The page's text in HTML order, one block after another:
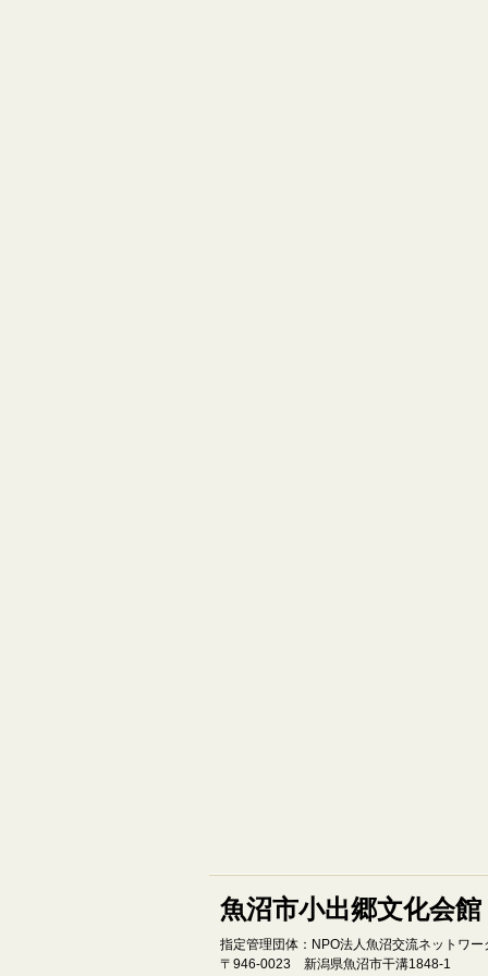
魚沼市小出郷文化会館
指定管理団体：NPO法人魚沼交流ネットワー
〒946‐0023 新潟県魚沼市干溝1848‐1